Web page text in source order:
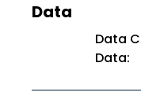
Data
Data
Data: